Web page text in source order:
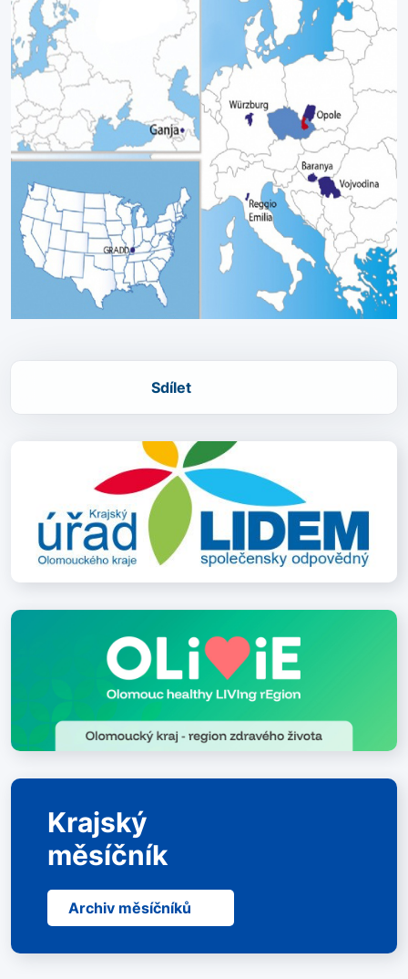
Sdílet
Krajský
měsíčník
Archiv měsíčníků